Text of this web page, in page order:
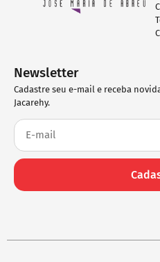
Newsletter
Cadastre seu e-mail e receba
Jacarehy.